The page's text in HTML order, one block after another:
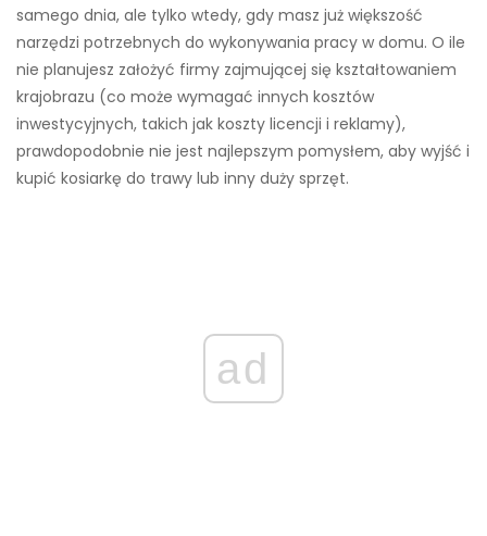
samego dnia, ale tylko wtedy, gdy masz już większość
narzędzi potrzebnych do wykonywania pracy w domu. O ile
nie planujesz założyć firmy zajmującej się kształtowaniem
krajobrazu (co może wymagać innych kosztów
inwestycyjnych, takich jak koszty licencji i reklamy),
prawdopodobnie nie jest najlepszym pomysłem, aby wyjść i
kupić kosiarkę do trawy lub inny duży sprzęt.
ad